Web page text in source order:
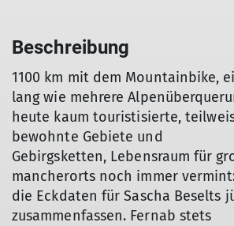
Beschreibung
1100 km mit dem Mountainbike,
lang wie mehrere
heute kaum touristisierte,
bewohnte Gebiete und
Gebirgsketten, Lebensraum für
mancherorts noch immer
die Eckdaten für Sascha Beselts
zusammenfassen. Fernab stets